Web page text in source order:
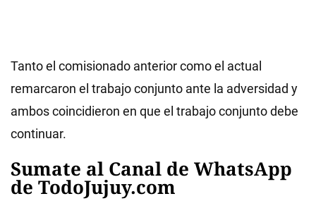
Tanto el comisionado anterior como el actual
remarcaron el trabajo conjunto ante la adversidad y
ambos coincidieron en que el trabajo conjunto debe
continuar.
Sumate al Canal de WhatsApp
de TodoJujuy.com